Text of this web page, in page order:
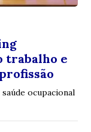
trabalho e
ocupacional